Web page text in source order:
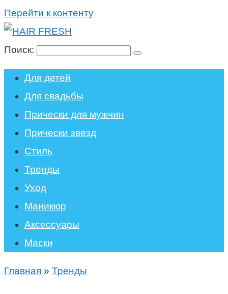
Перейти к контенту
Поиск:
Для детей
Для свадьбы
Прически для мужчин
Прически звезд
Стиль
Тренды
Уход
Маникюр
Аксессуары
Маски
Главная » Тренды